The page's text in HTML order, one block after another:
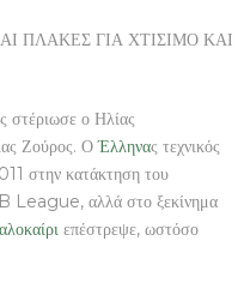
ΚΑΙ ΠΛΑΚΕΣ ΓΙΑ ΧΤΙΣΙΜΟ ΚΑΙ
στέριωσε ο Ηλίας
Ζούρος. ΟΈλληνας τεχνικός
στην κατάκτηση του
League, αλλά στο ξεκίνημα
επέστρεψε, ωστόσο